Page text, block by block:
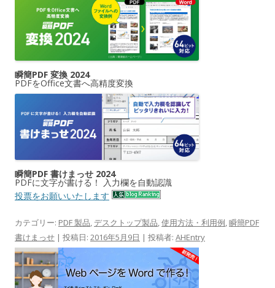
瞬簡PDF 変換 2024
PDFをOffice文書へ高精度変換
瞬簡PDF 書けまっせ 2024
PDFに文字が書ける！ 入力欄を自動認識
投票をお願いいたします
カテゴリー: PDF 製品, デスクトップ製品,使用方法・利用例,瞬簡PDF
書けまっせ | 投稿日: 2016年5月9日 | 投稿者: AHEntry